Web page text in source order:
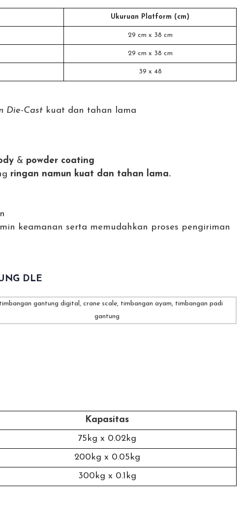
Ukuruan Platform (cm)
29 cm x 38 cm
29 cm x 38 cm
39 x 48
Die-Cast kuat dan tahan lama
& powder coating
ringan namun kuat dan tahan lama.
keamanan serta memudahkan proses pengiriman
DLE
Kapasitas
75kg x 0.02kg
200kg x 0.05kg
300kg x 0.1kg